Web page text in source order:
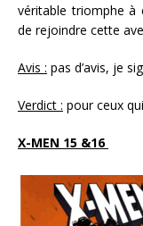
véritable triomphe à
de rejoindre cette
Avis : pas d’avis, je
Verdict : pour ceux
X-MEN 15 &16